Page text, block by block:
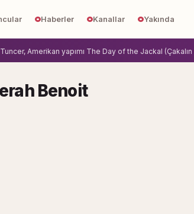
Haberler Kanallar Yakında
Amerikan yapımı The Day of the Jackal (Çakalın
Benoit